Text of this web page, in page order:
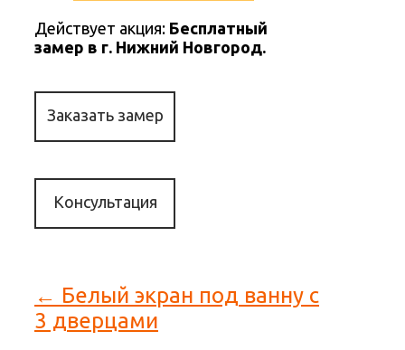
Действует акция: Бесплатный
замер в г. Нижний Новгород.
Заказать замер
Консультация
← Белый экран под ванну с
3 дверцами